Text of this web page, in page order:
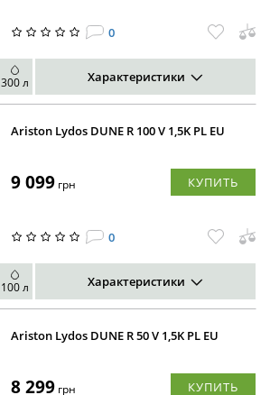
0
300 л Характеристики
Ariston Lydos DUNE R 100 V 1,5K PL EU
9 099 грн КУПИТЬ
0
100 л Характеристики
Ariston Lydos DUNE R 50 V 1,5K PL EU
8 299 грн КУПИТЬ